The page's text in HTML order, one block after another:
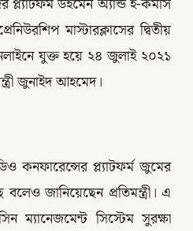
মাস্টারক্লাসের দ্বিতীয়
যুক্ত হয়ে ২৪ জুলাই ২০২১
জুনাইদ আহমেদ।
কনফারেন্সের প্ল্যাটফর্ম জুমের
জানিয়েছেন প্রতিমন্ত্রী। এ
ম্যানেজমেন্ট সিস্টেম সুরক্ষা